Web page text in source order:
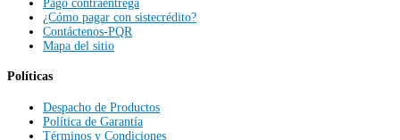
Pago contraentrega
¿Cómo pagar con sistecrédito?
Contáctenos-PQR
Mapa del sitio
Políticas
Despacho de Productos
Política de Garantía
Términos y Condiciones